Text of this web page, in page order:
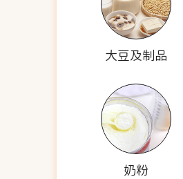
大豆及制品
奶粉